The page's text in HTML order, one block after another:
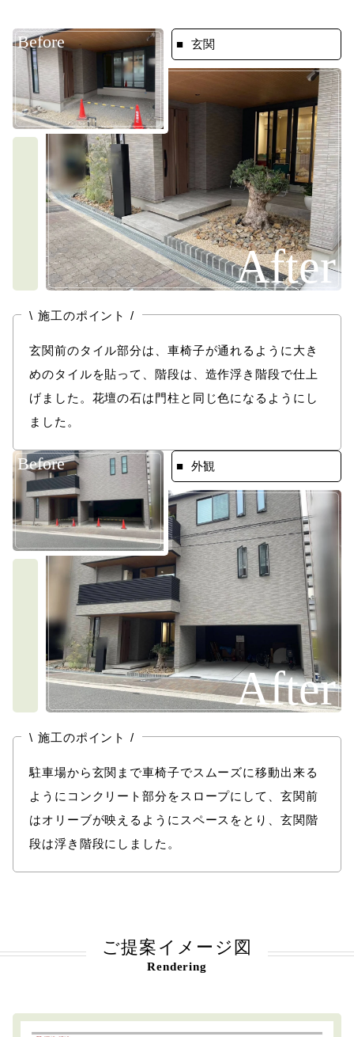
Before 玄関
After
\ 施工のポイント /
玄関前のタイル部分は、車椅子が通れるように大き
めのタイルを貼って、階段は、造作浮き階段で仕上
げました。花壇の石は門柱と同じ色になるようにし
ました。
Before 外観
After
\ 施工のポイント /
駐車場から玄関まで車椅子でスムーズに移動出来る
ようにコンクリート部分をスロープにして、玄関前
はオリーブが映えるようにスペースをとり、玄関階
段は浮き階段にしました。
ご提案イメージ図
Rendering